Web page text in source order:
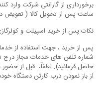
ساعت پس از تحویل کالا ( تعویض
نکات پس از خرید اسپیلت و
پس از خرید ، جهت استفاده از
شماره تلفن های خدمات مجاز
حاصل فرمائید). لطفاً، قبل از
از باز نمودن درب کارتن دستگاه